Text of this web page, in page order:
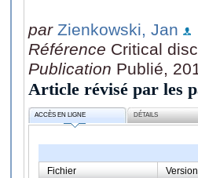
par Zienkowski, Jan
Référence Critical
Publication Publié,
Article révisé par les
ACCÈS EN LIGNE DÉTAILS
Fichier Version